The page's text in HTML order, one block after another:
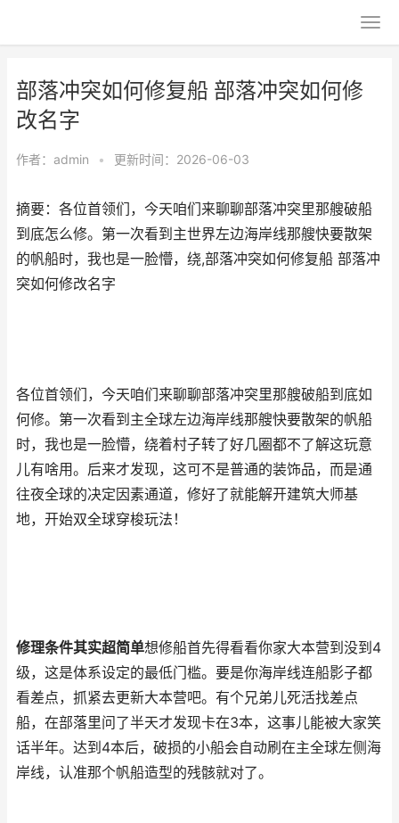
部落冲突如何修复船 部落冲突如何修
改名字
作者： admin • 更新时间：2026-06-03
摘要：各位首领们，今天咱们来聊聊部落冲突里那艘破船
到底怎么修。第一次看到主世界左边海岸线那艘快要散架
的帆船时，我也是一脸懵，绕,部落冲突如何修复船 部落冲
突如何修改名字
各位首领们，今天咱们来聊聊部落冲突里那艘破船到底如
何修。第一次看到主全球左边海岸线那艘快要散架的帆船
时，我也是一脸懵，绕着村子转了好几圈都不了解这玩意
儿有啥用。后来才发现，这可不是普通的装饰品，而是通
往夜全球的决定因素通道，修好了就能解开建筑大师基
地，开始双全球穿梭玩法！
修理条件其实超简单想修船首先得看看你家大本营到没到4
级，这是体系设定的最低门槛。要是你海岸线连船影子都
看差点，抓紧去更新大本营吧。有个兄弟儿死活找差点
船，在部落里问了半天才发现卡在3本，这事儿能被大家笑
话半年。达到4本后，破损的小船会自动刷在主全球左侧海
岸线，认准那个帆船造型的残骸就对了。